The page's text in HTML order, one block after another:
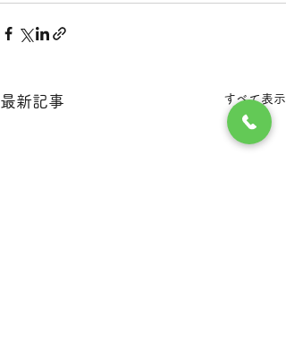
最新記事 すべて表示